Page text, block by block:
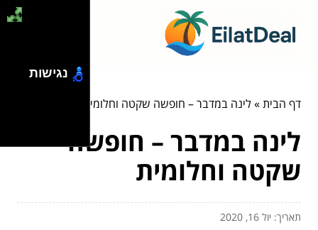
דף הבית»לינה במדבר – חופשה שקטה וחלומית
לינה במדבר – חופשה
שקטה וחלומית
תאריך: יול 16, 2020
נגישות